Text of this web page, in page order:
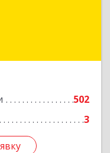
502
3
Нефтекамск г,